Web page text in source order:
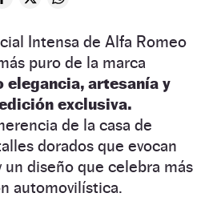
Intensa de Alfa Romeo
puro de la marca
elegancia, artesanía y
exclusiva.
de la casa de
dorados que evocan
diseño que celebra más
automovilística.